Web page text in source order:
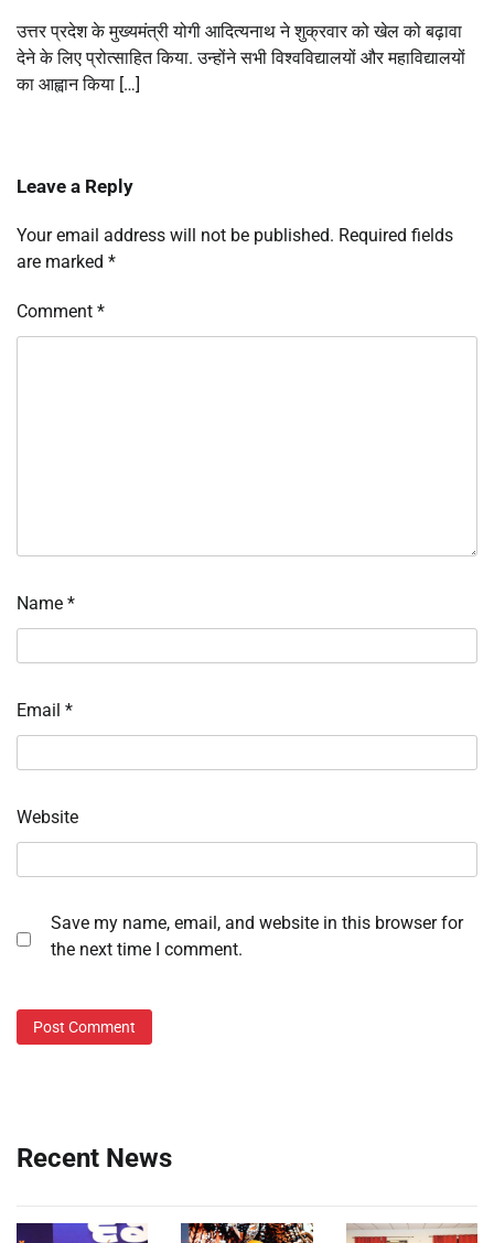
उत्तर प्रदेश के मुख्यमंत्री योगी आदित्यनाथ ने शुक्रवार को खेल को बढ़ावा
देने के लिए प्रोत्साहित किया. उन्होंने सभी विश्वविद्यालयों और महाविद्यालयों
का आह्वान किया […]
Leave a Reply
Your email address will not be published. Required fields
are marked *
Comment *
Name *
Email *
Website
Save my name, email, and website in this browser for
the next time I comment.
Recent News